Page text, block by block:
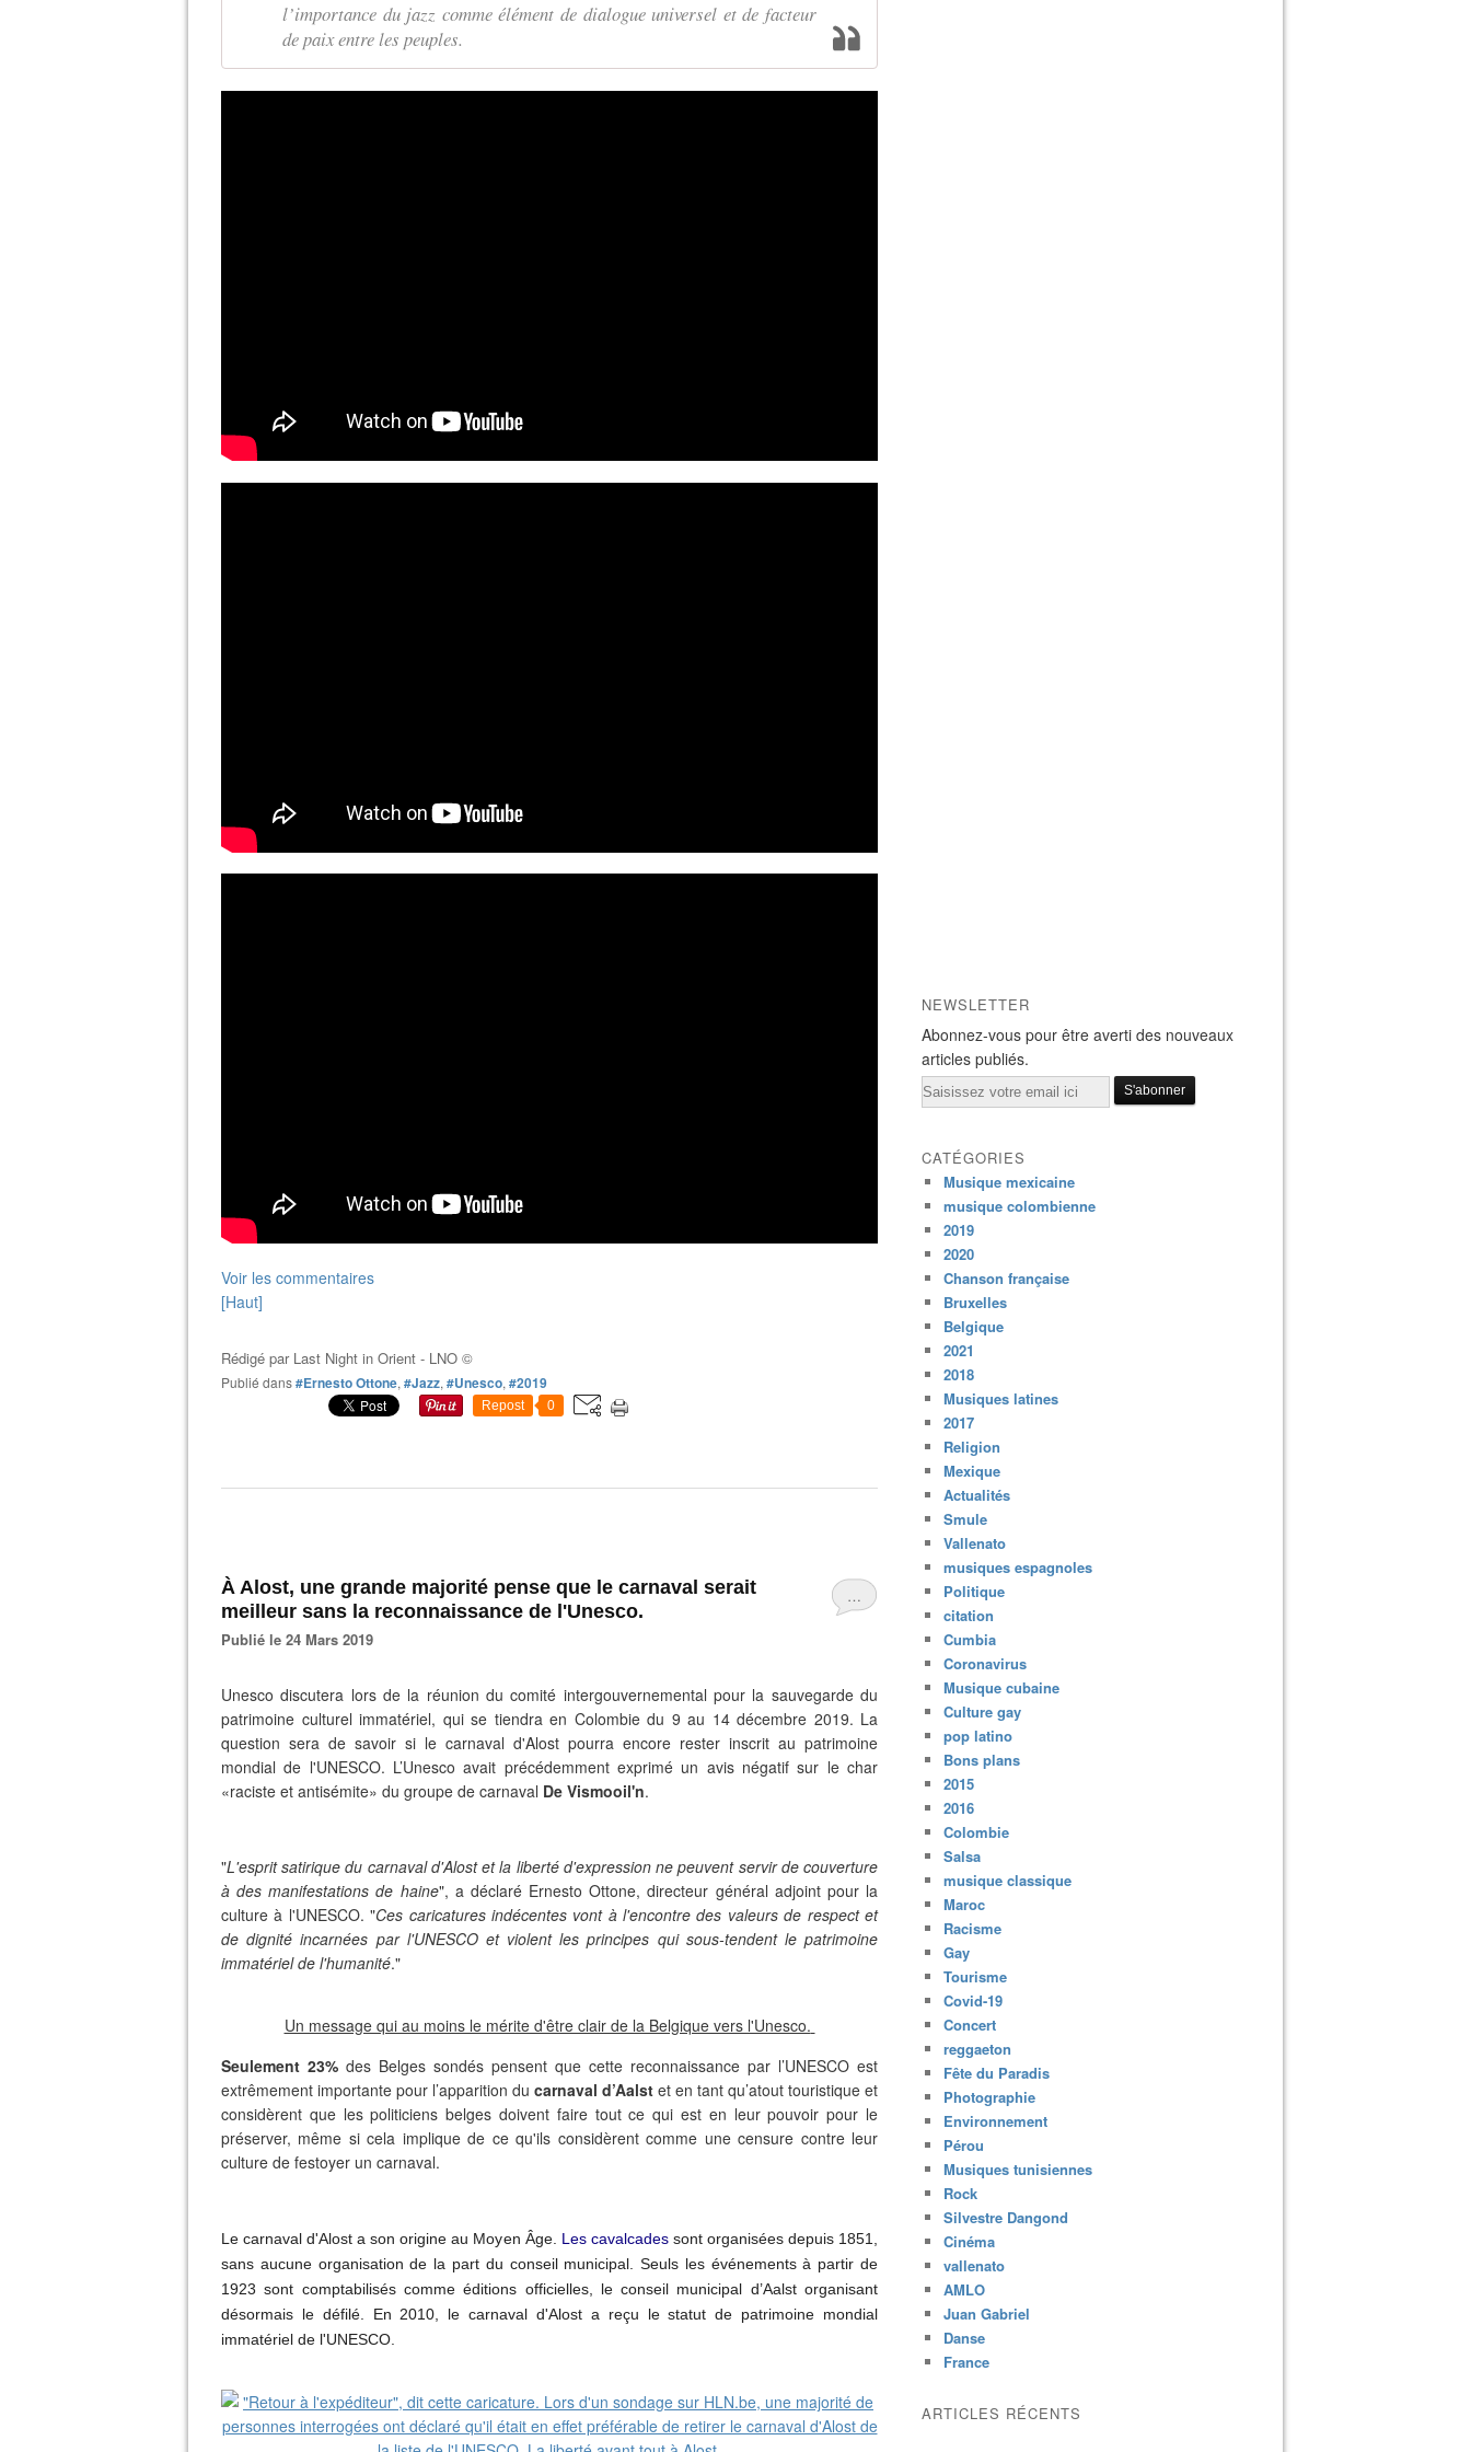
l’importance du jazz comme élément de dialogue universel et de facteur
de paix entre les peuples.
Voir les commentaires
[Haut]
Rédigé par Last Night in Orient - LNO ©
Publié dans#Ernesto Ottone, #Jazz, #Unesco, #2019
Repost 0
…
À Alost, une grande majorité pense que le carnaval serait
meilleur sans la reconnaissance de l'Unesco.
Publié le 24 Mars 2019
Unesco discutera lors de la réunion du comité intergouvernemental pour la sauvegarde du
patrimoine culturel immatériel, qui se tiendra en Colombie du 9 au 14 décembre 2019. La
question sera de savoir si le carnaval d'Alost pourra encore rester inscrit au patrimoine
mondial de l'UNESCO. L’Unesco avait précédemment exprimé un avis négatif sur le char
«raciste et antisémite» du groupe de carnaval De Vismooil'n.
"L'esprit satirique du carnaval d'Alost et la liberté d'expression ne peuvent servir de couverture
à des manifestations de haine", a déclaré Ernesto Ottone, directeur général adjoint pour la
culture à l'UNESCO. "Ces caricatures indécentes vont à l'encontre des valeurs de respect et
de dignité incarnées par l'UNESCO et violent les principes qui sous-tendent le patrimoine
immatériel de l'humanité."
Un message qui au moins le mérite d'être clair de la Belgique vers l'Unesco.
Seulement 23% des Belges sondés pensent que cette reconnaissance par l’UNESCO est
extrêmement importante pour l’apparition du carnaval d’Aalst et en tant qu’atout touristique et
considèrent que les politiciens belges doivent faire tout ce qui est en leur pouvoir pour le
préserver, même si cela implique de ce qu'ils considèrent comme une censure contre leur
culture de festoyer un carnaval.
Le carnaval d'Alost a son origine au Moyen Âge. Les cavalcadessont organisées depuis 1851,
sans aucune organisation de la part du conseil municipal.Seuls les événements à partir de
1923 sont comptabilisés comme éditions officielles, le conseil municipal d’Aalst organisant
désormais le défilé. En 2010, le carnaval d'Alost a reçu le statut de patrimoine mondial
immatériel de l'UNESCO.
NEWSLETTER
Abonnez-vous pour être averti des nouveaux
articles publiés.
Email
CATÉGORIES
Musique mexicaine
musique colombienne
2019
2020
Chanson française
Bruxelles
Belgique
2021
2018
Musiques latines
2017
Religion
Mexique
Actualités
Smule
Vallenato
musiques espagnoles
Politique
citation
Cumbia
Coronavirus
Musique cubaine
Culture gay
pop latino
Bons plans
2015
2016
Colombie
Salsa
musique classique
Maroc
Racisme
Gay
Tourisme
Covid-19
Concert
reggaeton
Fête du Paradis
Photographie
Environnement
Pérou
Musiques tunisiennes
Rock
Silvestre Dangond
Cinéma
vallenato
AMLO
Juan Gabriel
Danse
France
ARTICLES RÉCENTS